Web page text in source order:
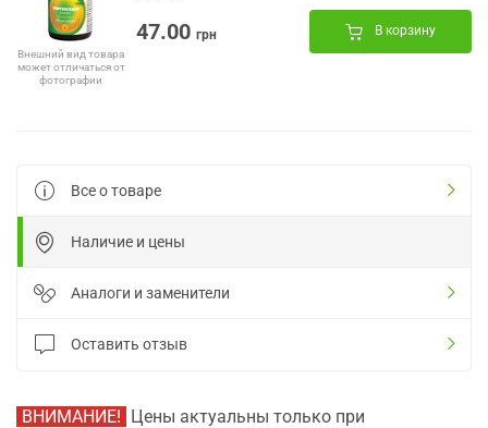
Внешний вид товара
может отличаться от
фотографии
47.00 грн В корзину
Все о товаре
Наличие и цены
Аналоги и заменители
Оставить отзыв
ВНИМАНИЕ! Цены актуальны только при